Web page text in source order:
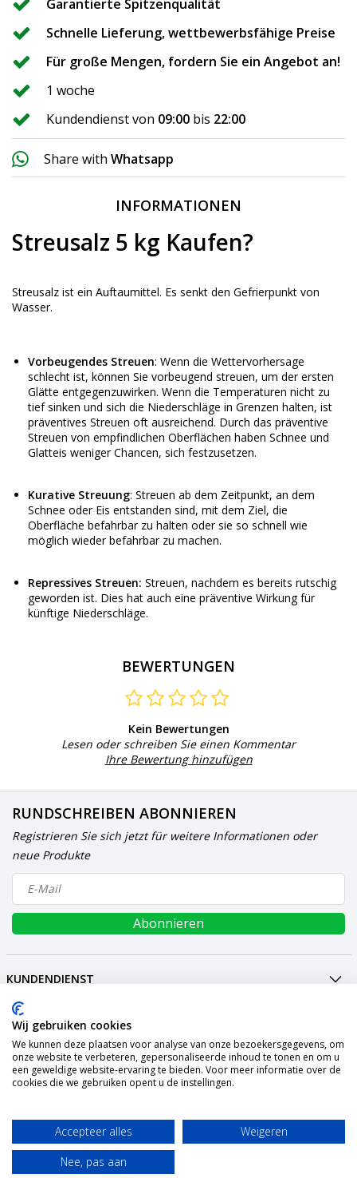
Garantierte Spitzenqualität
Schnelle Lieferung, wettbewerbsfähige Preise
Für große Mengen, fordern Sie ein Angebot an!
1 woche
Kundendienst von 09:00 bis 22:00
Share with Whatsapp
INFORMATIONEN
Streusalz 5 kg Kaufen?
Streusalz ist ein Auftaumittel. Es senkt den Gefrierpunkt von
Wasser.
Vorbeugendes Streuen: Wenn die Wettervorhersage
schlecht ist, können Sie vorbeugend streuen, um der ersten
Glätte entgegenzuwirken. Wenn die Temperaturen nicht zu
tief sinken und sich die Niederschläge in Grenzen halten, ist
präventives Streuen oft ausreichend. Durch das präventive
Streuen von empfindlichen Oberflächen haben Schnee und
Glatteis weniger Chancen, sich festzusetzen.
Kurative Streuung: Streuen ab dem Zeitpunkt, an dem
Schnee oder Eis entstanden sind, mit dem Ziel, die
Oberfläche befahrbar zu halten oder sie so schnell wie
möglich wieder befahrbar zu machen.
Repressives Streuen: Streuen, nachdem es bereits rutschig
geworden ist. Dies hat auch eine präventive Wirkung für
künftige Niederschläge.
BEWERTUNGEN
Kein Bewertungen
Lesen oder schreiben Sie einen Kommentar
Ihre Bewertung hinzufügen
RUNDSCHREIBEN ABONNIEREN
Registrieren Sie sich jetzt für weitere Informationen oder
neue Produkte
Abonnieren
KUNDENDIENST
MEIN KONTO
INTERNATIONAL
ZAHLUNGSARTEN
VERSAND
KONTAKT
© Copyright 2026 Graszaadselect.com Powered by
Wij gebruiken cookies
We kunnen deze plaatsen voor analyse van onze bezoekersgegevens, om
onze website te verbeteren, gepersonaliseerde inhoud te tonen en om u
een geweldige website-ervaring te bieden. Voor meer informatie over de
cookies die we gebruiken opent u de instellingen.
Accepteer alles
Weigeren
Nee, pas aan